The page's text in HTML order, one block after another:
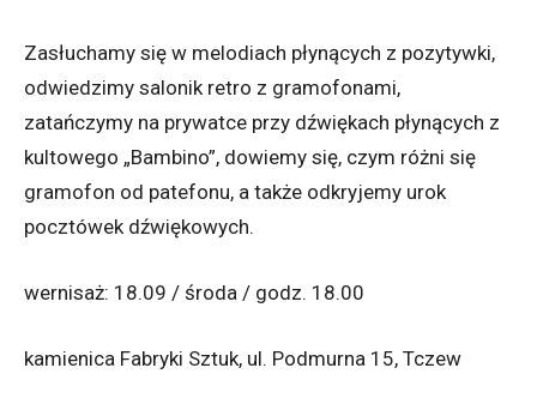
Zasłuchamy się w melodiach płynących z pozytywki,
odwiedzimy salonik retro z gramofonami,
zatańczymy na prywatce przy dźwiękach płynących z
kultowego „Bambino”, dowiemy się, czym różni się
gramofon od patefonu, a także odkryjemy urok
pocztówek dźwiękowych.
wernisaż: 18.09 / środa / godz. 18.00
kamienica Fabryki Sztuk, ul. Podmurna 15, Tczew